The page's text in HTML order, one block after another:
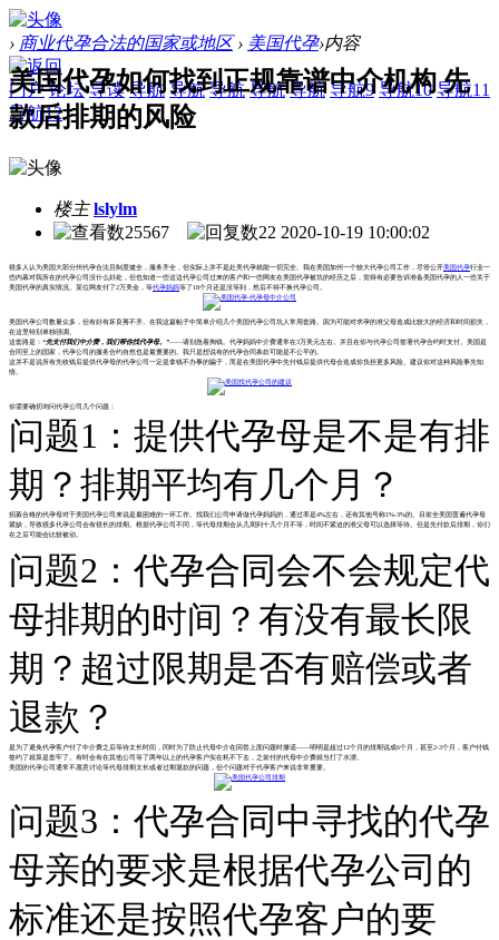
› 商业代孕合法的国家或地区 › 美国代孕›内容
门户 论坛 导读 导航 导航 导航 导航 导航 导航9 导航10 导航11
导航12
美国代孕如何找到正规靠谱中介机构 先
款后排期的风险
楼主 lslylm
25567
22 2020-10-19 10:00:02
很多人认为美国大部分州代孕合法且制度健全，服务齐全，但实际上并不是赴美代孕就能一切完全。我在美国加州一个较大代孕公司工作，尽管公开美国代孕行业一
些内幕对我所在的代孕公司没什么好处，但也知道一些这边代孕公司过来的客户和一些网友在美国代孕被坑的经历之后，觉得有必要告诉准备美国代孕的人一些关于
美国代孕的真实情况。某位网友付了2万美金，等代孕妈妈等了18个月还是没等到，然后不得不换代孕公司。
美国代孕公司数量众多，但有好有坏良莠不齐。在我这篇帖子中简单介绍几个美国代孕公司坑人常用套路。因为可能对求孕的准父母造成比较大的经济和时间损失，
在这里特别单独强调。
这套路是： “先支付我们中介费，我们帮你找代孕母。”——请别急着掏钱。代孕妈妈中介费通常在3万美元左右。并且在你与代孕公司签署代孕合约时支付。美国是
合同至上的国家，代孕公司的服务合约自然也是最重要的。我只是想说有的代孕合同条款可能是不公平的。
这并不是说所有先收钱后提供代孕母的代孕公司一定是拿钱不办事的骗子，而是在美国代孕中先付钱后提供代母会造成你负担更多风险。建议你对这种风险事先知
情。
你需要确切询问代孕公司几个问题：
问题1：提供代孕母是不是有排
期？排期平均有几个月？
招募合格的代孕母对于美国代孕公司来说是最困难的一环工作。找我们公司申请做代孕妈妈的，通过率是4%左右，还有其他号称1%-3%的。目前全美国普遍代孕母
紧缺，导致很多代孕公司会有很长的排期。根据代孕公司不同，等代母排期会从几周到十几个月不等，时间不紧迫的准父母可以选择等待。但是先付款后排期，你们
在之后可能会比较被动。
问题2：代孕合同会不会规定代
母排期的时间？有没有最长限
期？超过限期是否有赔偿或者
退款？
是为了避免代孕客户付了中介费之后等待太长时间，同时为了防止代母中介在回答上面问题时撒谎——明明是超过12个月的排期说成6个月，甚至2-3个月，客户付钱
签约了就算是套牢了。有时会有在其他公司等了两年以上的代孕客户实在耗不下去，之前付的代母中介费就当打了水漂。
美国的代孕公司通常不愿意讨论等代母排期太长或者过期退款的问题，但个问题对于代孕客户来说非常重要。
问题3：代孕合同中寻找的代孕
母亲的要求是根据代孕公司的
标准还是按照代孕客户的要